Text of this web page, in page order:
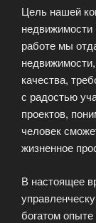
Цель нашей
работе мы
качества,
с радостью
проектов,
человек
жизненное
В настоящее
богатом